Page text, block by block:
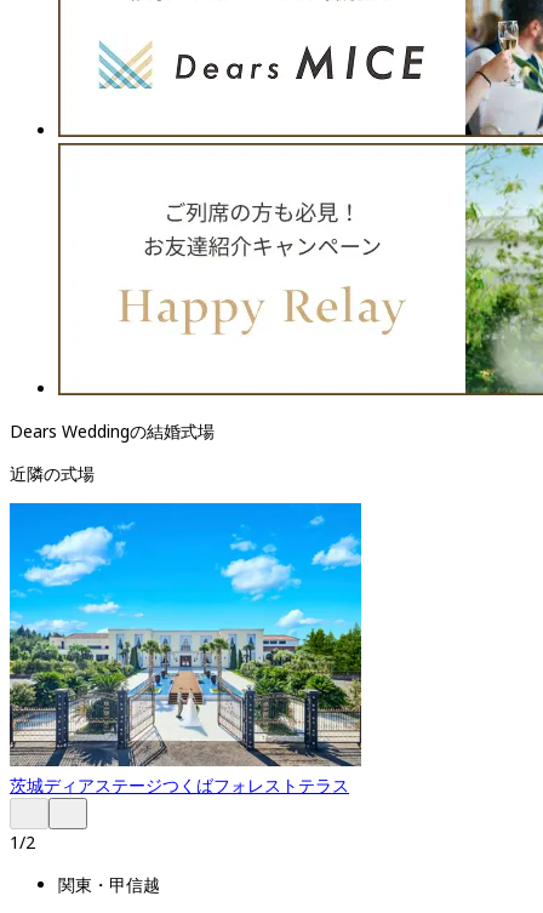
Dears Weddingの結婚式場
近隣の式場
茨城ディアステージつくばフォレストテラス
1/2
関東・甲信越